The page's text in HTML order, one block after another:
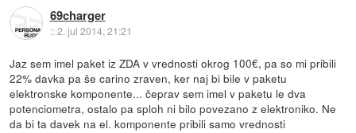
69charger
::2. jul 2014, 21:21
Jaz sem imel paket iz ZDA v vrednosti okrog 100€, pa so mi pribili
22% davka pa še carino zraven, ker naj bi bile v paketu
elektronske komponente... čeprav sem imel v paketu le dva
potenciometra, ostalo pa sploh ni bilo povezano z elektroniko. Ne
da bi ta davek na el. komponente pribili samo vrednosti